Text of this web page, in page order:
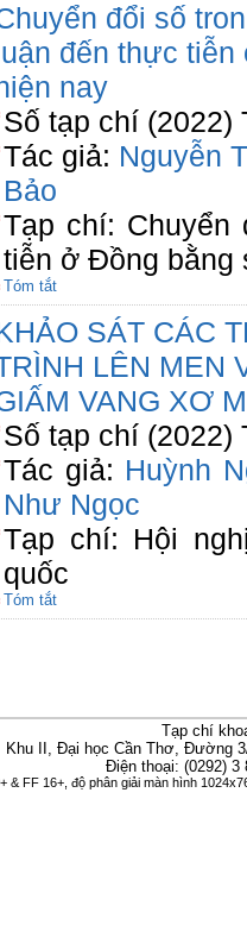
đổi số
đến thực
nay
Số tạp chí (2022)
Tác giả: Nguyễn
Bảo
Tạp chí:
tiễn ở Đồng bằng
Tóm tắt
SÁT CÁC
LÊN MEN
VANG XƠ
Số tạp chí (2022)
Tác giả: Huỳnh
Như Ngọc
Tạp chí: Hội
quốc
Tóm tắt
Tạp chí
Khu II, Đại học Cần Thơ, Đường
Điện thoại: (0292)
FF 16+, độ phân giải màn hình